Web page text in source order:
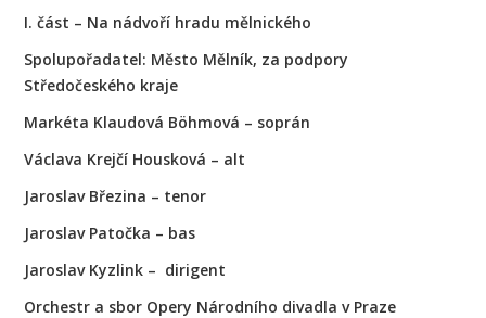
I. část – Na nádvoří hradu mělnického
Spolupořadatel: Město Mělník, za podpory
Středočeského kraje
Markéta Klaudová Böhmová – soprán
Václava Krejčí Housková – alt
Jaroslav Březina – tenor
Jaroslav Patočka – bas
Jaroslav Kyzlink – dirigent
Orchestr a sbor Opery Národního divadla v Praze